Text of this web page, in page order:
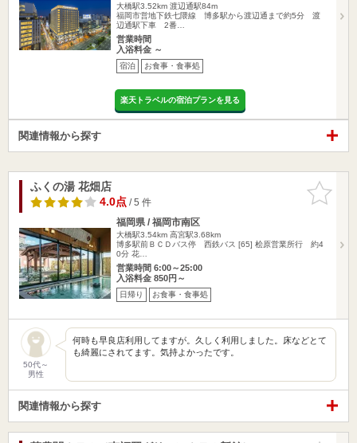
大橋駅3.52km 渡辺通駅84m
福岡市営地下鉄七隈線 博多駅から渡辺通まで約5分 渡
辺通駅下車 2番…
営業時間
入浴料金 ～
宿泊 お食事・食事処
楽天トラベルの宿泊プランを見る
関連情報から探す
お気に入
りに追加
ふくの湯 花畑店
4.0点/ 5 件
福岡県 / 福岡市南区
大橋駅3.54km 高宮駅3.68km
博多駅前ＢＣＤバス停 西鉄バス [65] 桧原営業所行 約4
0分 花…
営業時間 6:00～25:00
入浴料金 850円～
日帰り お食事・食事処
50代～
男性
何時も早良店利用してますが。久しく利用しました。床などとて
も綺麗にされてます。気持よかったです。
関連情報から探す